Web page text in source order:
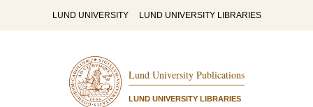
LUND UNIVERSITY LUND UNIVERSITY LIBRARIES
Lund University Publications
LUND UNIVERSITY LIBRARIES